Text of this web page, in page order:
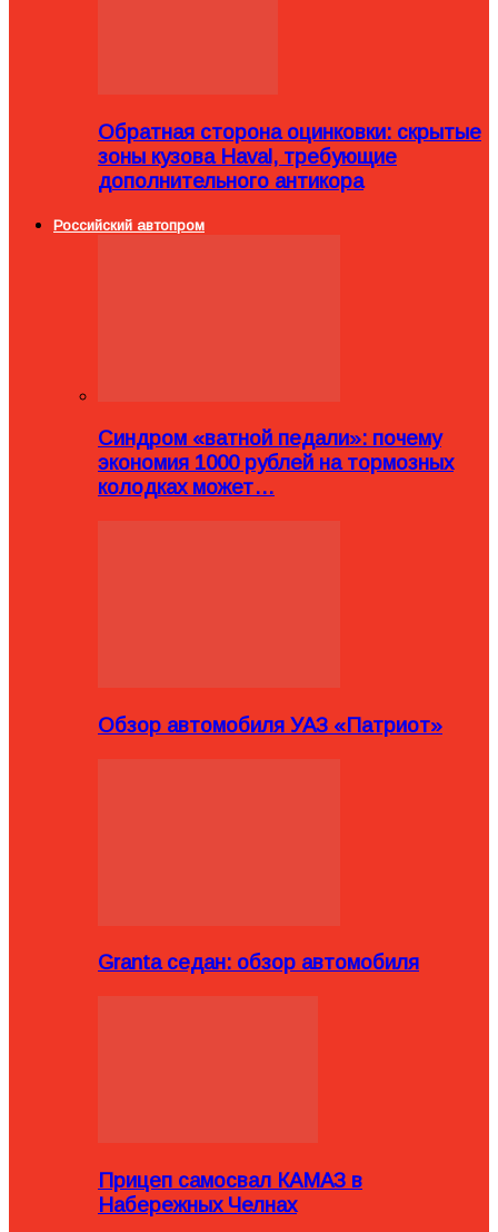
Обратная сторона оцинковки: скрытые
зоны кузова Haval, требующие
дополнительного антикора
Российский автопром
Синдром «ватной педали»: почему
экономия 1000 рублей на тормозных
колодках может…
Обзор автомобиля УАЗ «Патриот»
Granta седан: обзор автомобиля
Прицеп самосвал КАМАЗ в
Набережных Челнах